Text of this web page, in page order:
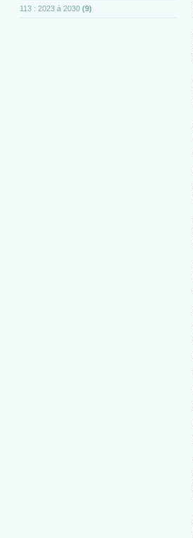
113 : 2023 à 2030 (9)